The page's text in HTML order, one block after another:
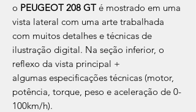
o PEUGEOT 208 GT é mostrado em uma
vista lateral com uma arte trabalhada
com muitos detalhes e técnicas de
ilustração digital. Na seção inferior, o
reflexo da vista principal +
algumas especificações técnicas (motor,
potência, torque, peso e aceleração de 0-
100km/h).